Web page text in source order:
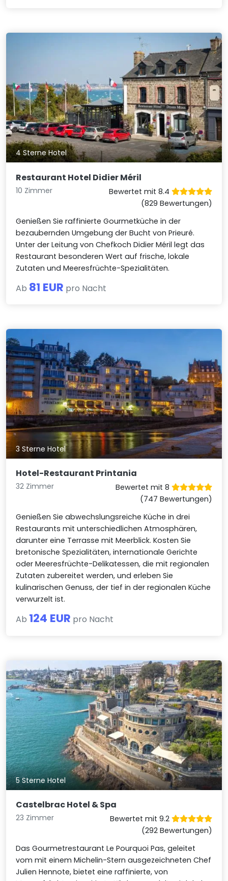
4 Sterne Hotel
Restaurant Hotel Didier Méril
10 Zimmer
Bewertet mit 8.4
(829 Bewertungen)
Genießen Sie raffinierte Gourmetküche in der
bezaubernden Umgebung der Bucht von Prieuré.
Unter der Leitung von Chefkoch Didier Méril legt das
Restaurant besonderen Wert auf frische, lokale
Zutaten und Meeresfrüchte-Spezialitäten.
Ab 81 EUR pro Nacht
3 Sterne Hotel
Hotel-Restaurant Printania
32 Zimmer
Bewertet mit 8
(747 Bewertungen)
Genießen Sie abwechslungsreiche Küche in drei
Restaurants mit unterschiedlichen Atmosphären,
darunter eine Terrasse mit Meerblick. Kosten Sie
bretonische Spezialitäten, internationale Gerichte
oder Meeresfrüchte-Delikatessen, die mit regionalen
Zutaten zubereitet werden, und erleben Sie
kulinarischen Genuss, der tief in der regionalen Küche
verwurzelt ist.
Ab 124 EUR pro Nacht
5 Sterne Hotel
Castelbrac Hotel & Spa
23 Zimmer
Bewertet mit 9.2
(292 Bewertungen)
Das Gourmetrestaurant Le Pourquoi Pas, geleitet
vom mit einem Michelin-Stern ausgezeichneten Chef
Julien Hennote, bietet eine raffinierte, von